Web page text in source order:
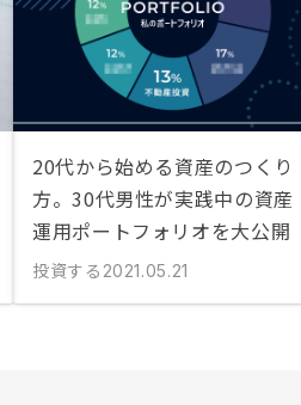
20代から始める資産のつくり
方。30代男性が実践中の資産
運用ポートフォリオを大公開
投資する 2021.05.21